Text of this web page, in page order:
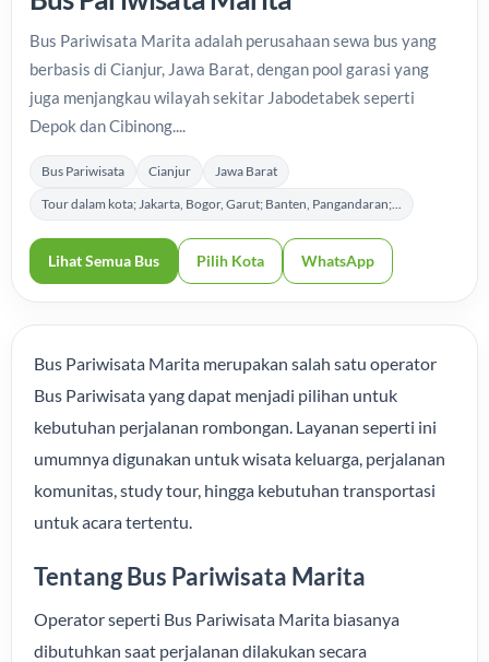
Bus Pariwisata Marita adalah perusahaan sewa bus yang
berbasis di Cianjur, Jawa Barat, dengan pool garasi yang
juga menjangkau wilayah sekitar Jabodetabek seperti
Depok dan Cibinong....
Bus Pariwisata Cianjur
Jawa Barat
Tour dalam kota; Jakarta, Bogor, Garut; Banten, Pangandaran;...
Lihat Semua Bus Pilih Kota WhatsApp
Bus Pariwisata Marita merupakan salah satu operator
Bus Pariwisata yang dapat menjadi pilihan untuk
kebutuhan perjalanan rombongan. Layanan seperti ini
umumnya digunakan untuk wisata keluarga, perjalanan
komunitas, study tour, hingga kebutuhan transportasi
untuk acara tertentu.
Tentang Bus Pariwisata Marita
Operator seperti Bus Pariwisata Marita biasanya
dibutuhkan saat perjalanan dilakukan secara